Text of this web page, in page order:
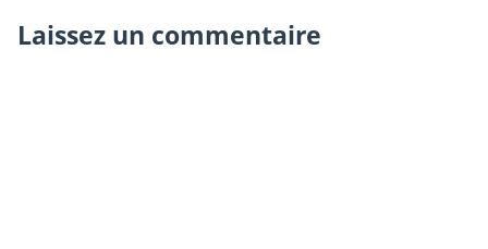
Laissez un commentaire